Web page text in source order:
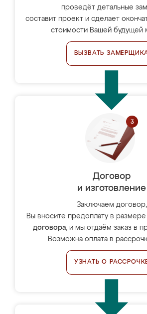
проведёт детальные
составит проект и сделает
стоимости Вашей будущей
ВЫЗВАТЬ
Договор
и изготовление
Заключаем договор,
Вы вносите предоплату в размере
договора, и мы отдаём заказ в
Возможна оплата в
УЗНАТЬ О